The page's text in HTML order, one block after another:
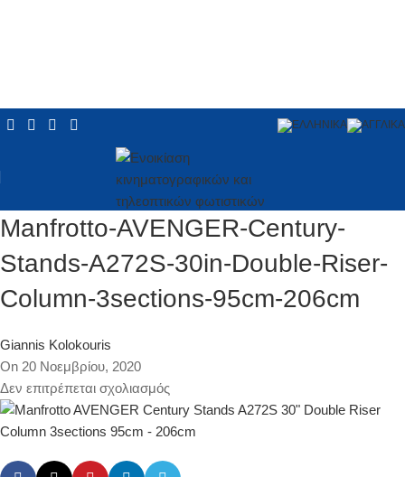
Manfrotto-AVENGER-Century-
Stands-A272S-30in-Double-Riser-
Column-3sections-95cm-206cm
Giannis Kolokouris
On 20 Νοεμβρίου, 2020
Δεν επιτρέπεται σχολιασμός